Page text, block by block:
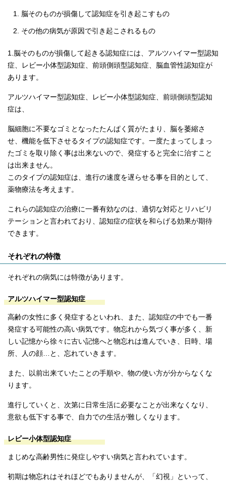
脳そのものが損傷して認知症を引き起こすもの
その他の病気が原因で引き起こされるもの
1.脳そのものが損傷して起きる認知症には、アルツハイマー型認知
症、レビー小体型認知症、前頭側頭型認知症、脳血管性認知症が
あります。
アルツハイマー型認知症、レビー小体型認知症、前頭側頭型認知
症は、
脳細胞に不要なゴミとなったたんぱく質がたまり、脳を萎縮さ
せ、機能を低下させるタイプの認知症です。一度たまってしまっ
たゴミを取り除く事は出来ないので、発症すると完全に治すこと
は出来ません。
このタイプの認知症は、進行の速度を遅らせる事を目的として、
薬物療法を考えます。
これらの認知症の治療に一番有効なのは、適切な対応とリハビリ
テーションと言われており、認知症の症状を和らげる効果が期待
できます。
それぞれの特徴
それぞれの病気には特徴があります。
アルツハイマー型認知症
高齢の女性に多く発症するといわれ、また、認知症の中でも一番
発症する可能性の高い病気です。物忘れから気づく事が多く、新
しい記憶から徐々に古い記憶へと物忘れは進んでいき、日時、場
所、人の顔…と、忘れていきます。
また、以前出来ていたことの手順や、物の使い方が分からなくな
ります。
進行していくと、次第に日常生活に必要なことが出来なくなり、
意欲も低下する事で、自力での生活が難しくなります。
レビー小体型認知症
まじめな高齢男性に発症しやすい病気と言われています。
初期は物忘れはそれほどでもありませんが、「幻視」といって、